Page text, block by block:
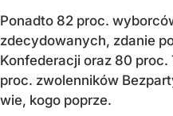
Ponadto 82 proc.
zdecydowanych, zdanie
Konfederacji oraz 80 proc.
proc. zwolenników
wie, kogo poprze.